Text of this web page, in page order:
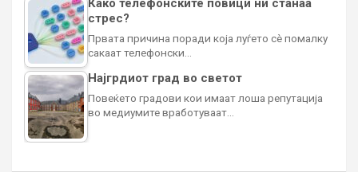
Како телефонските повици ни станаа
стрес?
Првата причина поради која луѓето сè помалку
сакаат телефонски…
Најгрдиот град во светот
Повеќето градови кои имаат лоша репутација
во медиумите вработуваат…